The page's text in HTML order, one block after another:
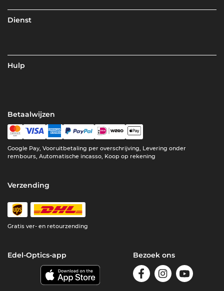
Dienst
Hulp
Betaalwijzen
Google Pay, Vooruitbetaling per overschrijving, Levering onder
rembours, Automatische incasso, Koop op rekening
Verzending
Gratis ver- en retourzending
Edel-Optics-app Bezoek ons